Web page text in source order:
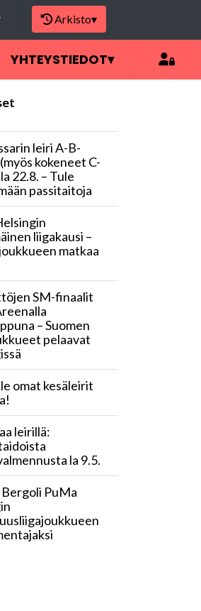
Arkisto▾
YHTEYSTIEDOT▾
leiri A-B-
kokeneet C-
22.8. – Tule
passitaitoja
liigakausi –
matkaa
SM-finaalit
– Suomen
pelaavat
omat kesäleirit
leirillä:
la 9.5.
PuMa